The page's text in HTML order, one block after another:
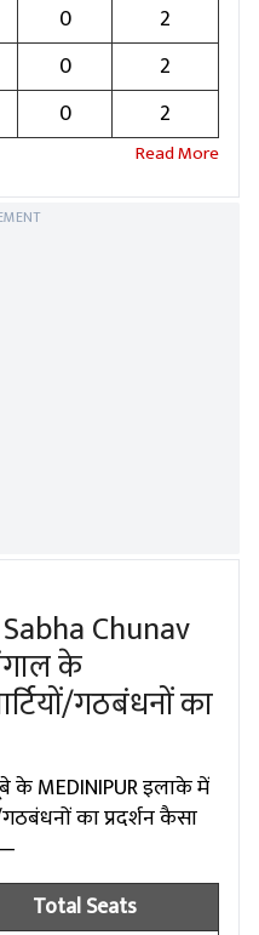
0
2
0
2
0 2
Chunav
के
गठबंधनों का
के MEDINIPUR इलाके में
का प्रदर्शन कैसा
Total Seats